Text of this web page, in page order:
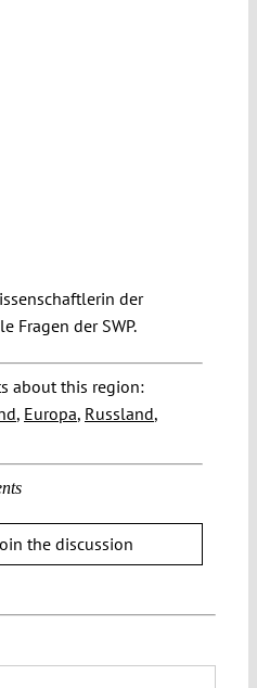
der
Fragen der SWP.
about this region:
, Europa, Russland,
the discussion